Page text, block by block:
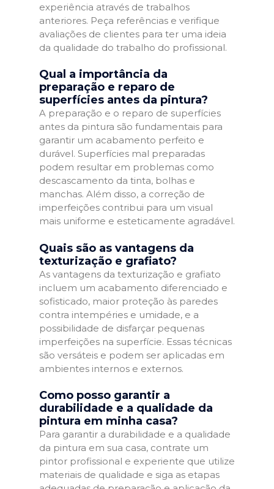
experiência através de trabalhos
anteriores. Peça referências e verifique
avaliações de clientes para ter uma ideia
da qualidade do trabalho do profissional.
Qual a importância da
preparação e reparo de
superfícies antes da pintura?
A preparação e o reparo de superfícies
antes da pintura são fundamentais para
garantir um acabamento perfeito e
durável. Superfícies mal preparadas
podem resultar em problemas como
descascamento da tinta, bolhas e
manchas. Além disso, a correção de
imperfeições contribui para um visual
mais uniforme e esteticamente agradável.
Quais são as vantagens da
texturização e grafiato?
As vantagens da texturização e grafiato
incluem um acabamento diferenciado e
sofisticado, maior proteção às paredes
contra intempéries e umidade, e a
possibilidade de disfarçar pequenas
imperfeições na superfície. Essas técnicas
são versáteis e podem ser aplicadas em
ambientes internos e externos.
Como posso garantir a
durabilidade e a qualidade da
pintura em minha casa?
Para garantir a durabilidade e a qualidade
da pintura em sua casa, contrate um
pintor profissional e experiente que utilize
materiais de qualidade e siga as etapas